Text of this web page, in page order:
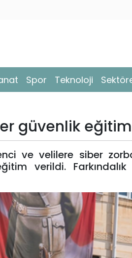
Spor Teknoloji
güvenlik
ve velilere siber
verildi. Farkındalık